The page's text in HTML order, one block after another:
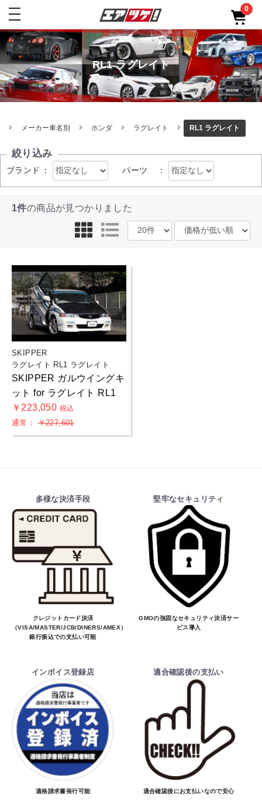
toggle
0
RL1 ラグレイト
メーカー車名別 ホンダ ラグレイト RL1 ラグレイト
絞り込み
ブランド ： パーツ ：
1件の商品が見つかりました
SKIPPER
ラグレイト RL1 ラグレイト
SKIPPER ガルウイングキ
ット for ラグレイト RL1
￥223,050 税込
通常：￥227,601
お買物を続ける カートへ進む
多様な決済手段
クレジットカード決済
（VISA/MASTER/JCB/DINERS/AMEX）、
銀行振込での支払い可能
堅牢なセキュリティ
GMOの強固なセキュリティ決済サー
ビス導入
インボイス登録店
適格請求書発行可能
適合確認後の支払い
適合確認後にお支払いなので安心